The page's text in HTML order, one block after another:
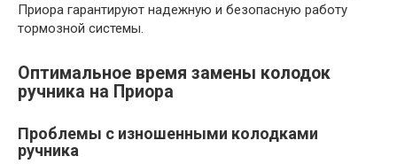
Приора гарантируют надежную и безопасную работу
тормозной системы.
Оптимальное время замены колодок
ручника на Приора
Проблемы с изношенными колодками
ручника